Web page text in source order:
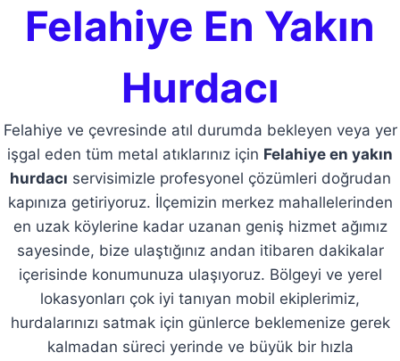
Felahiye En Yakın
Hurdacı
Felahiye ve çevresinde atıl durumda bekleyen veya yer
işgal eden tüm metal atıklarınız için Felahiye en yakın
hurdacı servisimizle profesyonel çözümleri doğrudan
kapınıza getiriyoruz. İlçemizin merkez mahallelerinden
en uzak köylerine kadar uzanan geniş hizmet ağımız
sayesinde, bize ulaştığınız andan itibaren dakikalar
içerisinde konumunuza ulaşıyoruz. Bölgeyi ve yerel
lokasyonları çok iyi tanıyan mobil ekiplerimiz,
hurdalarınızı satmak için günlerce beklemenize gerek
kalmadan süreci yerinde ve büyük bir hızla